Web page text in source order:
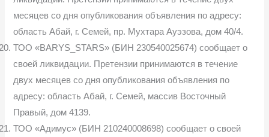
месяцев со дня опубликования объявления по адресу:
область Абай, г. Семей, пр. Мухтара Ауэзова, дом 40/4.
ТОО «BARYS_STARS» (БИН 230540025674) сообщает о
своей ликвидации. Претензии принимаются в течение
двух месяцев со дня опубликования объявления по
адресу: область Абай, г. Семей, массив Восточный
Правый, дом 4139.
ТОО «Адимус» (БИН 210240008698) сообщает о своей